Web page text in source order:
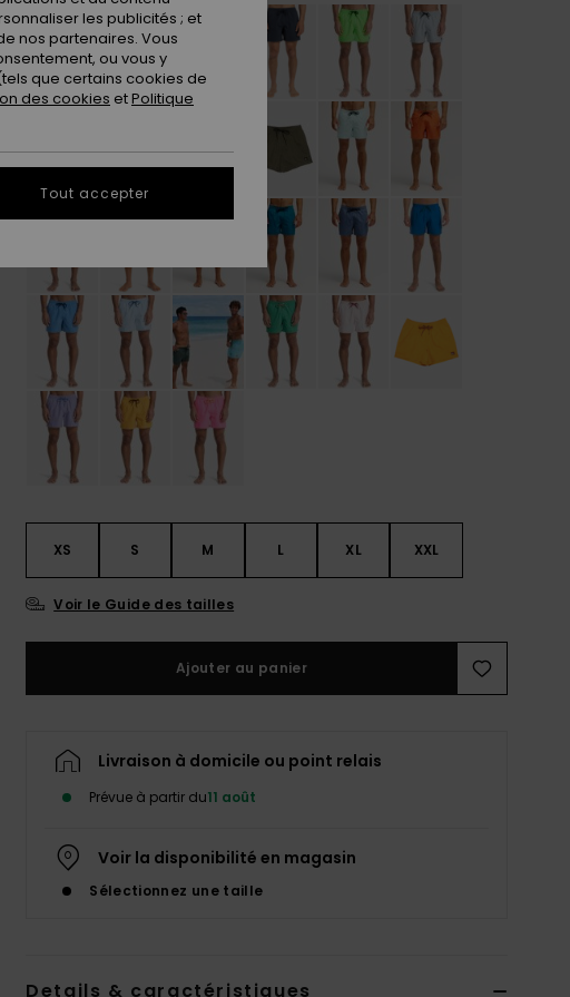
XS S M L XL XXL
Voir le Guide des tailles
Ajouter au panier
Livraison à domicile ou point relais
Prévue à partir du11 août
Voir la disponibilité en magasin
Sélectionnez une taille
Details & caractéristiques
les publicités ; et
nos partenaires. Vous
ou vous y
que certains cookies de
des cookies etPolitique
Tout accepter